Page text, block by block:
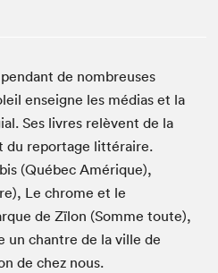
de nombreuses
enseigne les médias et la
Ses livres relèvent de la
du reportage littéraire.
(Québec Amérique),
Le chrome et le
de Zïlon (Somme toute),
un chantre de la ville de
de chez nous.